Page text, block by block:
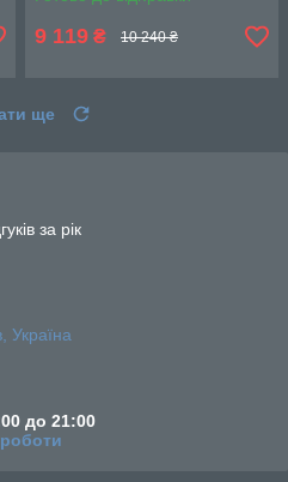
9 119 ₴ 10 240 ₴
ще
за рік
Україна
до 21:00